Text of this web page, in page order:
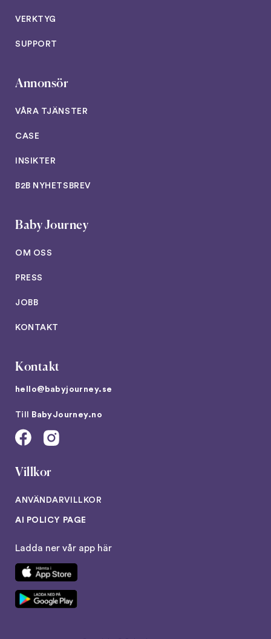
VERKTYG
SUPPORT
Annonsör
VÅRA TJÄNSTER
CASE
INSIKTER
B2B NYHETSBREV
Baby Journey
OM OSS
PRESS
JOBB
KONTAKT
Kontakt
hello@babyjourney.se
Till BabyJourney.no
Villkor
ANVÄNDARVILLKOR
AI POLICY PAGE
Ladda ner vår app här